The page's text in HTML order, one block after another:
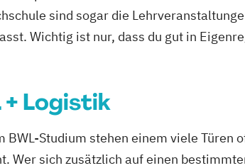
sind sogar die
Wichtig ist nur, dass du gut in
+ Logistik
BWL-Studium stehen einem viele
Wer sich zusätzlich auf einen